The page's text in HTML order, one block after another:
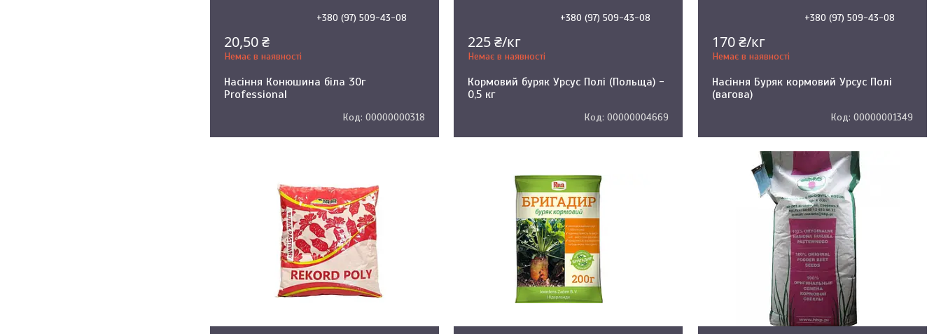
+380 (97) 509-43-08
20,50 ₴
Немає в наявності
Насіння Конюшина біла 30г
Professional
00000000318
+380 (97) 509-43-08
225 ₴/кг
Немає в наявності
Кормовий буряк Урсус Полі (Польща) -
0,5 кг
00000004669
+380 (97) 509-43-08
170 ₴/кг
Немає в наявності
Насіння Буряк кормовий Урсус Полі
(вагова)
00000001349